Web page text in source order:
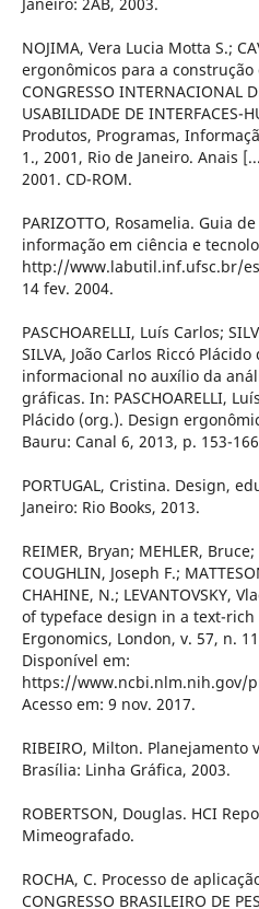
NOJIMA, Vera Lucia Motta S.;
ergonômicos para a
CONGRESSO INTERNACIONAL
USABILIDADE DE INTERFACES-
Produtos, Programas,
1., 2001, Rio de Janeiro. Anais
2001. CD-ROM.
PARIZOTTO, Rosamelia. Guia
informação em ciência e
http://www.labutil.inf.ufsc.br/
14 fev. 2004.
PASCHOARELLI, Luís Carlos;
SILVA, João Carlos Riccó
informacional no auxílio da
gráficas. In: PASCHOARELLI,
Plácido (org.). Design
Bauru: Canal 6, 2013, p. 153-
PORTUGAL, Cristina. Design,
Janeiro: Rio Books, 2013.
REIMER, Bryan; MEHLER,
COUGHLIN, Joseph F.;
CHAHINE, N.; LEVANTOVSKY,
of typeface design in a text-
Ergonomics, London, v. 57, n.
Disponível em:
https://www.ncbi.nlm.nih.gov/
Acesso em: 9 nov. 2017.
RIBEIRO, Milton. Planejamento
Brasília: Linha Gráfica, 2003.
ROBERTSON, Douglas. HCI
Mimeografado.
ROCHA, C. Processo de
CONGRESSO BRASILEIRO DE